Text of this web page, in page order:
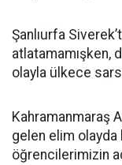
Şanlıurfa
atlatamamışken,
olayla ülkece
Kahramanmaraş
gelen elim olayda
öğrencilerimizin